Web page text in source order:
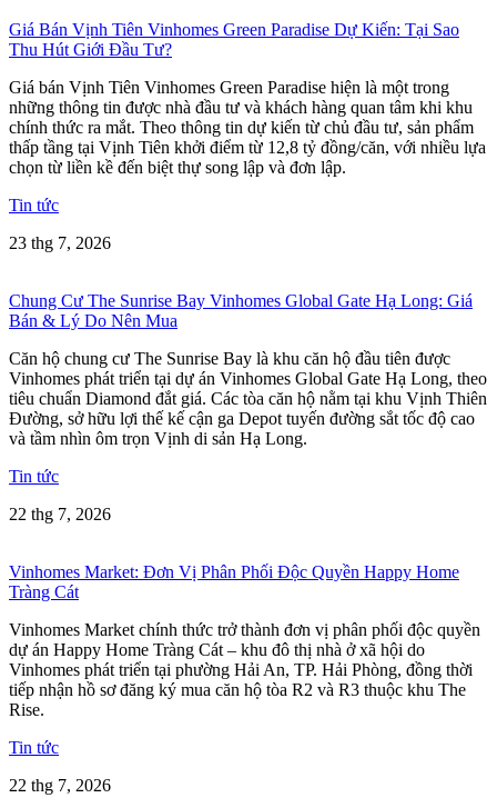
Giá Bán Vịnh Tiên Vinhomes Green Paradise Dự Kiến: Tại Sao
Thu Hút Giới Đầu Tư?
Giá bán Vịnh Tiên Vinhomes Green Paradise hiện là một trong
những thông tin được nhà đầu tư và khách hàng quan tâm khi khu
chính thức ra mắt. Theo thông tin dự kiến từ chủ đầu tư, sản phẩm
thấp tầng tại Vịnh Tiên khởi điểm từ 12,8 tỷ đồng/căn, với nhiều lựa
chọn từ liền kề đến biệt thự song lập và đơn lập.
Tin tức
23 thg 7, 2026
Chung Cư The Sunrise Bay Vinhomes Global Gate Hạ Long: Giá
Bán & Lý Do Nên Mua
Căn hộ chung cư The Sunrise Bay là khu căn hộ đầu tiên được
Vinhomes phát triển tại dự án Vinhomes Global Gate Hạ Long, theo
tiêu chuẩn Diamond đắt giá. Các tòa căn hộ nằm tại khu Vịnh Thiên
Đường, sở hữu lợi thế kế cận ga Depot tuyến đường sắt tốc độ cao
và tầm nhìn ôm trọn Vịnh di sản Hạ Long.
Tin tức
22 thg 7, 2026
Vinhomes Market: Đơn Vị Phân Phối Độc Quyền Happy Home
Tràng Cát
Vinhomes Market chính thức trở thành đơn vị phân phối độc quyền
dự án Happy Home Tràng Cát – khu đô thị nhà ở xã hội do
Vinhomes phát triển tại phường Hải An, TP. Hải Phòng, đồng thời
tiếp nhận hồ sơ đăng ký mua căn hộ tòa R2 và R3 thuộc khu The
Rise.
Tin tức
22 thg 7, 2026